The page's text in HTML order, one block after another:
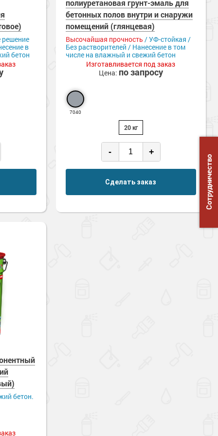
в
бетон
полиуретановая грунт-эмаль для
бетонных полов внутри и снаружи
помещений (глянцевая)
Высочайшая прочность / УФ-стойкая /
Без растворителей / Нанесение в том
числе на влажный и свежий бетон
Изготавливается под заказ
Цена: по запросу
7040
20 кг
- +
Сделать заказ
бетон.
Сотрудничество